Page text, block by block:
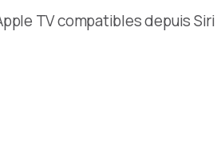
TV compatibles depuis